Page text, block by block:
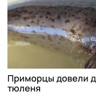
Приморцы довели
тюленя